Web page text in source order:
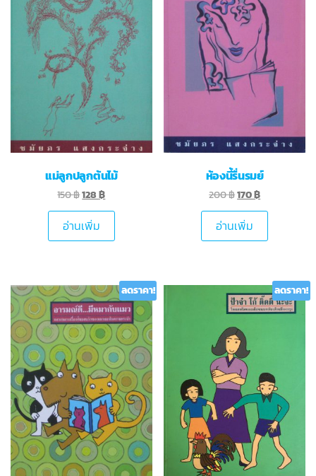
แม่ลูกปลูกต้นไม้
150฿128฿
อ่านเพิ่ม
ห้องนี้รื่นรมย์
200฿170฿
อ่านเพิ่ม
ลดราคา! ลดราคา!